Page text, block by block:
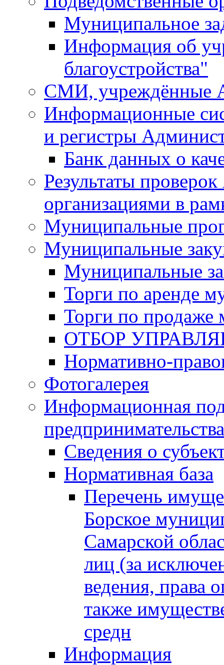
Муниципальное
Информация об
благоустройства"
СМИ, учреждённые
Информационные
и регистры
Банк данных о
Результаты
организациями в
Муниципальные
Муниципальные
Муниципальные
Торги по аренде
Торги по продаже
ОТБОР
Нормативно-
Фотогалерея
Информационная
предпринимательства
Сведения о
Нормативная база
Перечень
Борское
Самарской
лиц (за
ведения, права
также
средн
Информация